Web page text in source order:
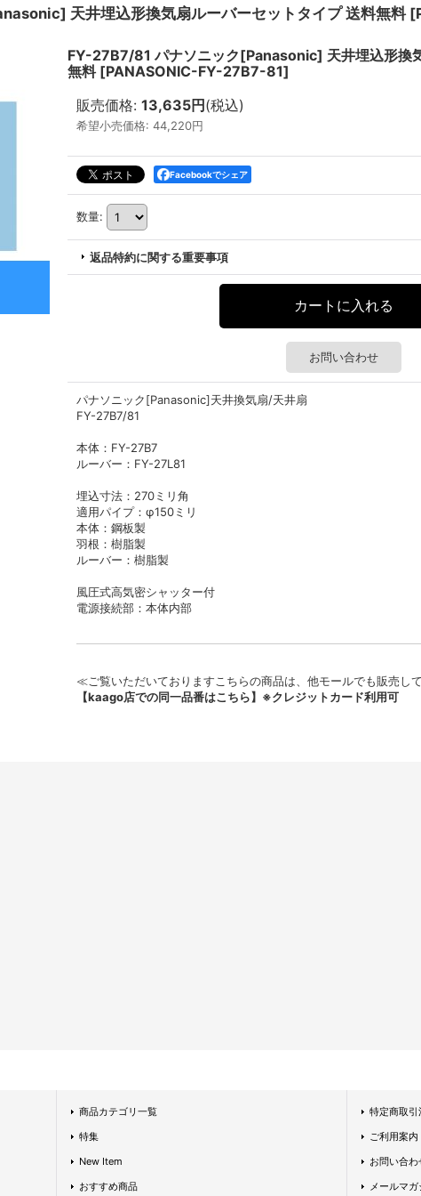
天井埋込形換気扇ルーバーセットタイプ 送料無料 [
FY-27B7/81 パナソニック[Panasonic] 天井埋込形換
無料 [PANASONIC-FY-27B7-81]
販売価格: 13,635円 (税込)
希望小売価格: 44,220円
Facebookでシェア
数量:
返品特約に関する重要事項
お問い合わせ
パナソニック[Panasonic]天井換気扇/天井扇
FY-27B7/81
本体：FY-27B7
ルーバー：FY-27L81
埋込寸法：270ミリ角
適用パイプ：φ150ミリ
本体：鋼板製
羽根：樹脂製
ルーバー：樹脂製
風圧式高気密シャッター付
電源接続部：本体内部
≪ご覧いただいておりますこちらの商品は、他モールでも販売し
【kaago店での同一品番はこちら】※クレジットカード利用可
商品カテゴリ一覧
特集
New Item
おすすめ商品
特定商取引
ご利用案内
お問い合わ
メールマガ